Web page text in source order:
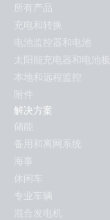
所有产品
充电和转换
电池监控器和电池
太阳能充电器和电池板
本地和远程监控
附件
解决方案
储能
备用和离网系统
海事
休闲车
专业车辆
混合发电机